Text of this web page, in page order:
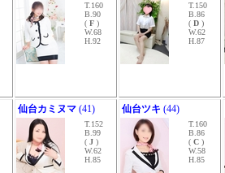
T.160
B.90
( F )
W.68
H.92
T.150
B.86
( D )
W.62
H.87
仙台カミヌマ (41)
T.152
B.99
( J )
W.62
H.85
仙台ツキ (44)
T.160
B.86
( C )
W.58
H.85